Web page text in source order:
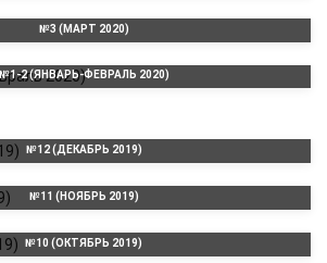
№3 (МАРТ 2020)
№1-2 (ЯНВАРЬ-ФЕВРАЛЬ 2020)
№12 (ДЕКАБРЬ 2019)
№11 (НОЯБРЬ 2019)
№10 (ОКТЯБРЬ 2019)